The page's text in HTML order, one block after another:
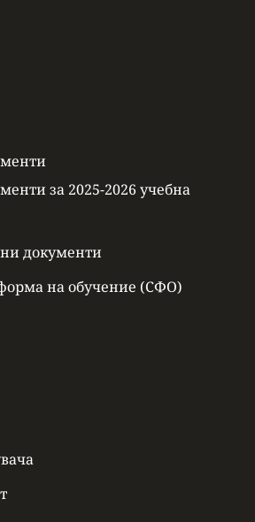
за 2025-2026 учебна
документи
на обучение (СФО)